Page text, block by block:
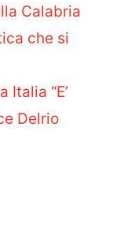
Calabria
che si
Italia “E’
Delrio